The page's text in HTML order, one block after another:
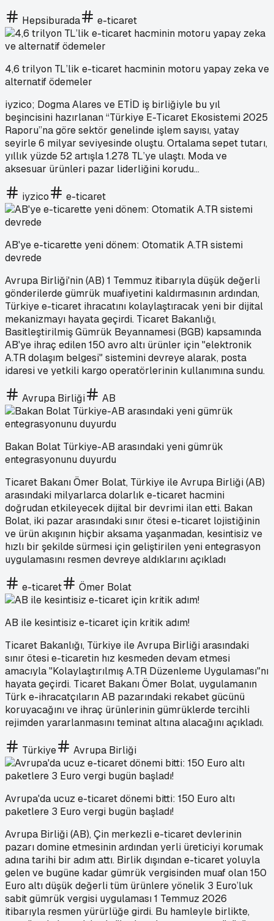
Hepsiburada e-ticaret
4,6 trilyon TL’lik e-ticaret hacminin motoru yapay zeka ve
alternatif ödemeler
iyzico; Dogma Alares ve ETİD iş birliğiyle bu yıl
beşincisini hazırlanan “Türkiye E-Ticaret Ekosistemi 2025
Raporu”na göre sektör genelinde işlem sayısı, yatay
seyirle 6 milyar seviyesinde oluştu. Ortalama sepet tutarı,
yıllık yüzde 52 artışla 1.278 TL’ye ulaştı. Moda ve
aksesuar ürünleri pazar liderliğini korudu...
iyzico e-ticaret
AB'ye e-ticarette yeni dönem: Otomatik A.TR sistemi
devrede
Avrupa Birliği'nin (AB) 1 Temmuz itibarıyla düşük değerli
gönderilerde gümrük muafiyetini kaldırmasının ardından,
Türkiye e-ticaret ihracatını kolaylaştıracak yeni bir dijital
mekanizmayı hayata geçirdi. Ticaret Bakanlığı,
Basitleştirilmiş Gümrük Beyannamesi (BGB) kapsamında
AB'ye ihraç edilen 150 avro altı ürünler için "elektronik
A.TR dolaşım belgesi" sistemini devreye alarak, posta
idaresi ve yetkili kargo operatörlerinin kullanımına sundu.
Avrupa Birliği AB
Bakan Bolat Türkiye-AB arasındaki yeni gümrük
entegrasyonunu duyurdu
Ticaret Bakanı Ömer Bolat, Türkiye ile Avrupa Birliği (AB)
arasındaki milyarlarca dolarlık e-ticaret hacmini
doğrudan etkileyecek dijital bir devrimi ilan etti. Bakan
Bolat, iki pazar arasındaki sınır ötesi e-ticaret lojistiğinin
ve ürün akışının hiçbir aksama yaşanmadan, kesintisiz ve
hızlı bir şekilde sürmesi için geliştirilen yeni entegrasyon
uygulamasını resmen devreye aldıklarını açıkladı
e-ticaret Ömer Bolat
AB ile kesintisiz e-ticaret için kritik adım!
Ticaret Bakanlığı, Türkiye ile Avrupa Birliği arasındaki
sınır ötesi e-ticaretin hız kesmeden devam etmesi
amacıyla "Kolaylaştırılmış A.TR Düzenleme Uygulaması"nı
hayata geçirdi. Ticaret Bakanı Ömer Bolat, uygulamanın
Türk e-ihracatçıların AB pazarındaki rekabet gücünü
koruyacağını ve ihraç ürünlerinin gümrüklerde tercihli
rejimden yararlanmasını teminat altına alacağını açıkladı.
Türkiye Avrupa Birliği
Avrupa'da ucuz e-ticaret dönemi bitti: 150 Euro altı
paketlere 3 Euro vergi bugün başladı!
Avrupa Birliği (AB), Çin merkezli e-ticaret devlerinin
pazarı domine etmesinin ardından yerli üreticiyi korumak
adına tarihi bir adım attı. Birlik dışından e-ticaret yoluyla
gelen ve bugüne kadar gümrük vergisinden muaf olan 150
Euro altı düşük değerli tüm ürünlere yönelik 3 Euro’luk
sabit gümrük vergisi uygulaması 1 Temmuz 2026
itibarıyla resmen yürürlüğe girdi. Bu hamleyle birlikte,